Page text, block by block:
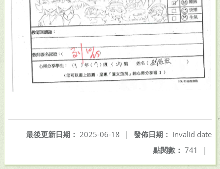
發佈日期： Invalid date
最後更新日期： 2025-06-18
|
點閱數： 741 |